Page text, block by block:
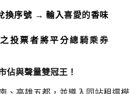
換序號 → 輸入喜愛的香味
投票者將平分總騎乘券
佔與聲量雙冠王！